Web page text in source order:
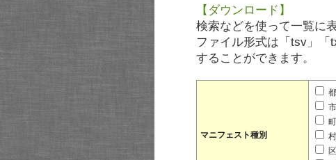
【ダウンロード】
検索などを使って一覧に
ファイル形式は「tsv」「
することができます。
マニフェスト種別